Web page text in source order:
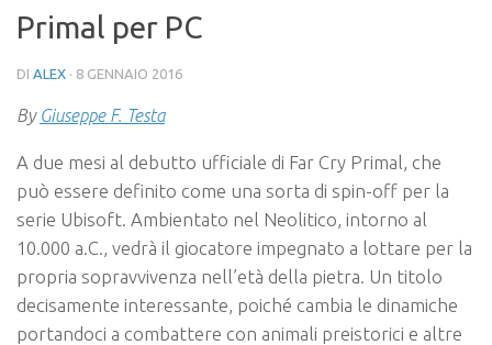
Primal per PC
DI ALEX · 8 GENNAIO 2016
By Giuseppe F. Testa
A due mesi al debutto ufficiale di Far Cry Primal, che
può essere definito come una sorta di spin-off per la
serie Ubisoft. Ambientato nel Neolitico, intorno al
10.000 a.C., vedrà il giocatore impegnato a lottare per la
propria sopravvivenza nell’età della pietra. Un titolo
decisamente interessante, poiché cambia le dinamiche
portandoci a combattere con animali preistorici e altre